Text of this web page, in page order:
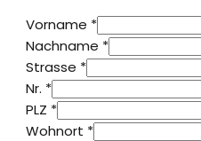
Vorname *
Nachname *
Strasse *
Nr. *
PLZ *
Wohnort *